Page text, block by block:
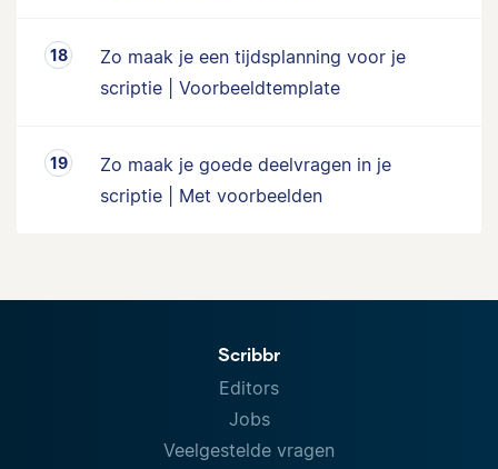
Zo maak je een tijdsplanning voor je
scriptie | Voorbeeldtemplate
Zo maak je goede deelvragen in je
scriptie | Met voorbeelden
Scribbr
Editors
Jobs
Veelgestelde vragen